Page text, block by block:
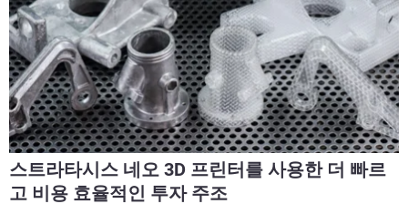
스트라타시스 네오 3D 프린터를 사용한 더 빠르
고 비용 효율적인 투자 주조